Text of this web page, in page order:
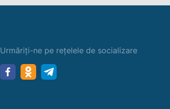
Urmăriți-ne pe rețelele de socializare